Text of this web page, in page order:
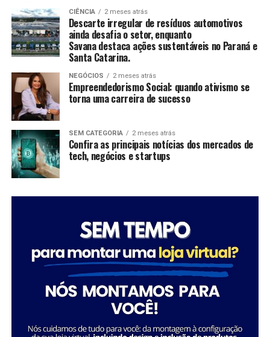
CIÊNCIA 2 meses atrás
Descarte irregular de resíduos automotivos
ainda desafia o setor, enquanto
Savana destaca ações sustentáveis no Paraná e
Santa Catarina.
NEGÓCIOS 2 meses atrás
Empreendedorismo Social: quando ativismo se
torna uma carreira de sucesso
SEM CATEGORIA 2 meses atrás
Confira as principais notícias dos mercados de
tech, negócios e startups